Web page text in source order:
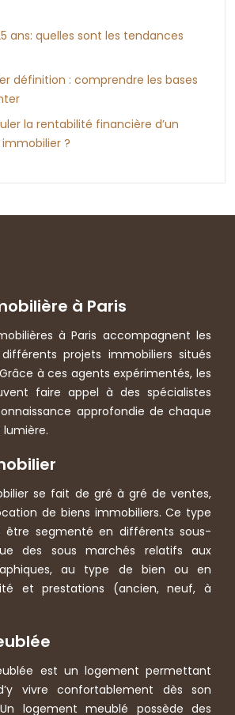
ans: quelles sont les tendances
définition : comprendre les bases
la rentabilité financière d’un
?
à Paris
à Paris accompagnent les
projets immobiliers situés
à ces agents expérimentés, les
faire appel à des spécialistes
approfondie de chaque
se fait de gré à gré de ventes,
de biens immobiliers. Ce type
segmenté en différents sous-
des sous marchés relatifs aux
au type de bien ou en
et prestations (ancien, neuf, à
est un logement permettant
vivre confortablement dès son
logement meublé possède des